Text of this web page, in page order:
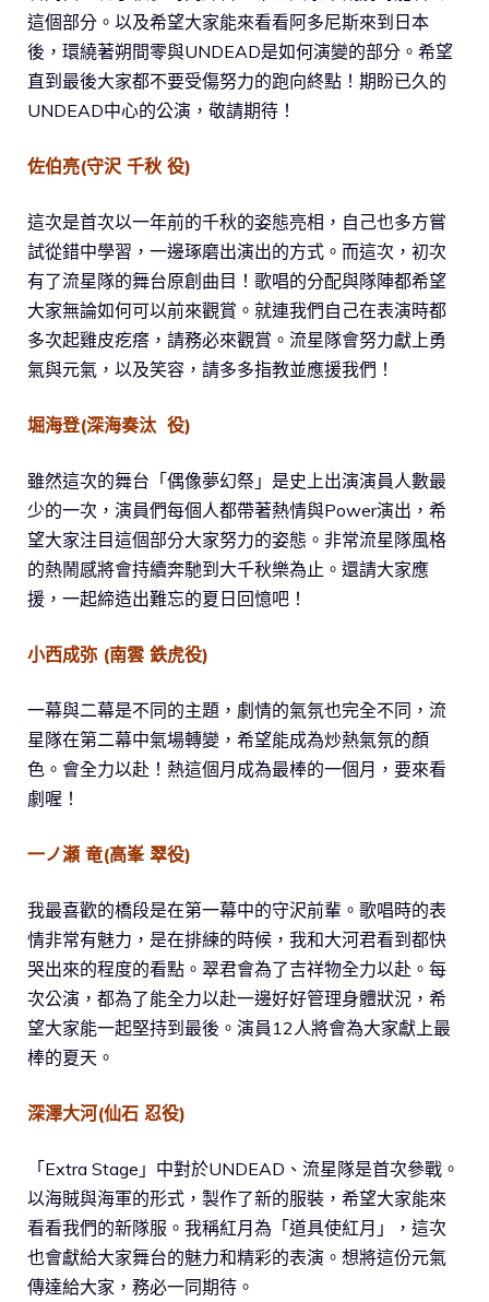
這個部分。以及希望大家能來看看阿多尼斯來到日本
後，環繞著朔間零與UNDEAD是如何演變的部分。希望
直到最後大家都不要受傷努力的跑向終點！期盼已久的
UNDEAD中心的公演，敬請期待！
佐伯亮(守沢 千秋 役)
這次是首次以一年前的千秋的姿態亮相，自己也多方嘗
試從錯中學習，一邊琢磨出演出的方式。而這次，初次
有了流星隊的舞台原創曲目！歌唱的分配與隊陣都希望
大家無論如何可以前來觀賞。就連我們自己在表演時都
多次起雞皮疙瘩，請務必來觀賞。流星隊會努力獻上勇
氣與元氣，以及笑容，請多多指教並應援我們！
堀海登(深海奏汰 役)
雖然這次的舞台「偶像夢幻祭」是史上出演演員人數最
少的一次，演員們每個人都帶著熱情與Power演出，希
望大家注目這個部分大家努力的姿態。非常流星隊風格
的熱鬧感將會持續奔馳到大千秋樂為止。還請大家應
援，一起締造出難忘的夏日回憶吧！
小西成弥 (南雲 鉄虎役)
一幕與二幕是不同的主題，劇情的氣氛也完全不同，流
星隊在第二幕中氣場轉變，希望能成為炒熱氣氛的顏
色。會全力以赴！熱這個月成為最棒的一個月，要來看
劇喔！
一ノ瀬 竜(高峯 翠役)
我最喜歡的橋段是在第一幕中的守沢前輩。歌唱時的表
情非常有魅力，是在排練的時候，我和大河君看到都快
哭出來的程度的看點。翠君會為了吉祥物全力以赴。每
次公演，都為了能全力以赴一邊好好管理身體狀況，希
望大家能一起堅持到最後。演員12人將會為大家獻上最
棒的夏天。
深澤大河(仙石 忍役)
「Extra Stage」中對於UNDEAD、流星隊是首次參戰。
以海賊與海軍的形式，製作了新的服裝，希望大家能來
看看我們的新隊服。我稱紅月為「道具使紅月」，這次
也會獻給大家舞台的魅力和精彩的表演。想將這份元氣
傳達給大家，務必一同期待。